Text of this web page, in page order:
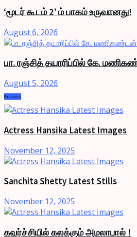
‘மூடர் கூடம் 2’ ம் பாகம் உருவானது!
August 6, 2026
பா. ரஞ்சித் தயாரிப்பில் கே.
August 5, 2026
Actress
Actress Hansika Latest Images
November 12, 2025
Sanchita Shetty Latest Stills
November 12, 2025
கவர்ச்சியில் கலக்கும் அமலாபால் !